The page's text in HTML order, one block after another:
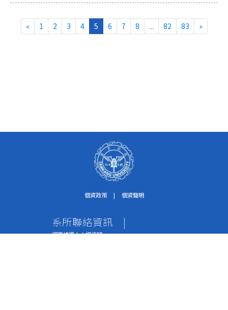
« 1 2 3 4 5 6 7 8 ... 82 83 »
個資政策 | 個資聲明
系所聯絡資訊 |
網頁維護人：楊佳穎